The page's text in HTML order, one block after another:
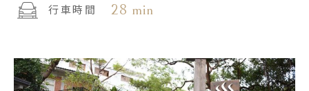
行車時間 28 min